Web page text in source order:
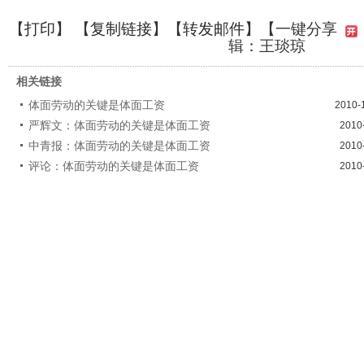
【打印】 【复制链接】【转发邮件】
【一键分享
辑：王琰琼
相关链接
体面劳动的关键是体面工资
2010-
严辉文：体面劳动的关键是体面工资
中青报：体面劳动的关键是体面工资
评论：体面劳动的关键是体面工资